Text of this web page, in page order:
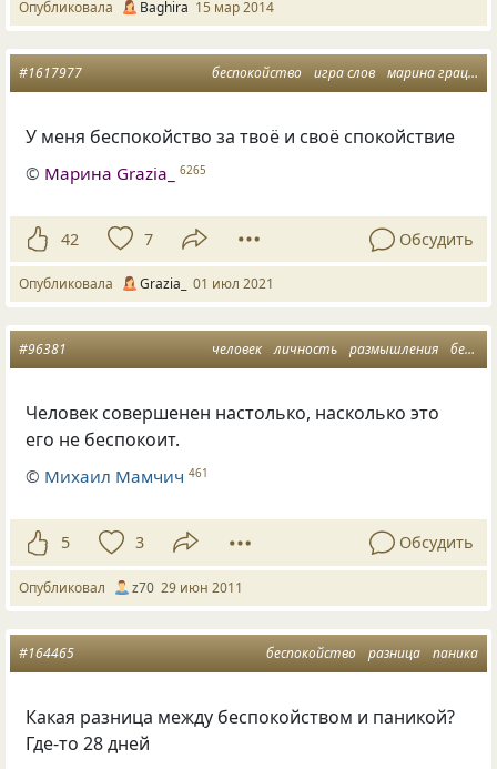
Опубликовала Baghira 15 мар 2014
беспокойство игра слов марина грация
#1617977
У меня беспокойство за твоё и своё спокойствие
© Марина Grazia_ 6265
42 7 Обсудить
Опубликовала Grazia_ 01 июл 2021
человек личность размышления беспокойство
#96381
Человек совершенен настолько, насколько это
его не беспокоит.
© Михаил Мамчич 461
5 3 Обсудить
Опубликовал z70 29 июн 2011
беспокойство разница паника
#164465
Какая разница между беспокойством и паникой?
Где-то 28 дней